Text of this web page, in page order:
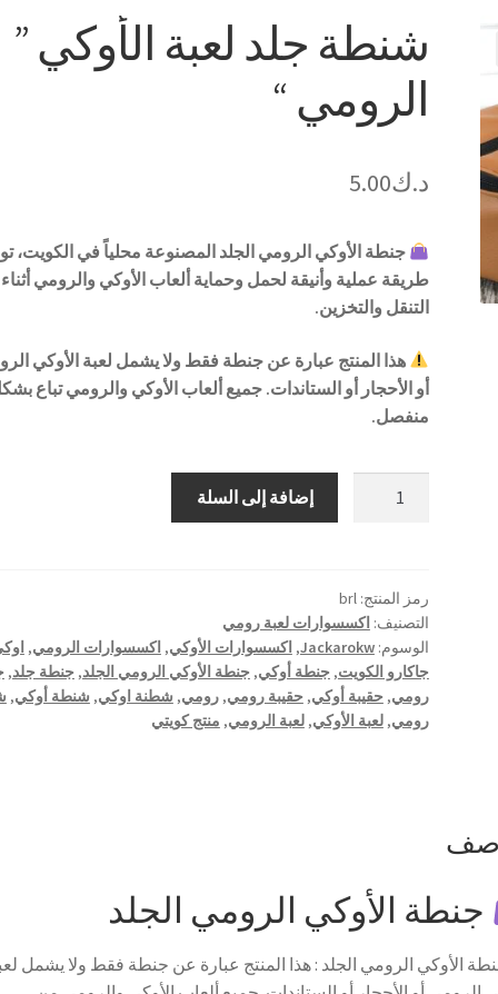
شنطة جلد لعبة الأوكي ”
الرومي “
د.ك5.00
جنطة الأوكي الرومي الجلد المصنوعة محلياً في الكويت،
طريقة عملية وأنيقة لحمل وحماية ألعاب الأوكي والرومي أثناء
التنقل والتخزين.
هذا المنتج عبارة عن جنطة فقط ولا يشمل لعبة الأوكي
أو الأحجار أو الستاندات. جميع ألعاب الأوكي والرومي تباع
منفصل.
الأوكي
"
الرومي
"
إضافة إلى السلة
رمز المنتج:brl
التصنيف: اكسسوارات لعبة رومي
الوسوم:Jackarokw
, اكسسوارات الأوكي, اكسسوارات الرومي,
جاكارو الكويت, جنطة أوكي, جنطة الأوكي الرومي الجلد, جنطة جلد,
رومي, حقيبة أوكي, حقيبة رومي,رومي, شطنة اوكي, شنطة أوكي,
رومي,لعبة الأوكي,لعبة الرومي, منتج كويتي
جنطة الأوكي الرومي الجلد
الأوكي الرومي الجلد : هذا المنتج عبارة عن جنطة فقط ولا يشمل